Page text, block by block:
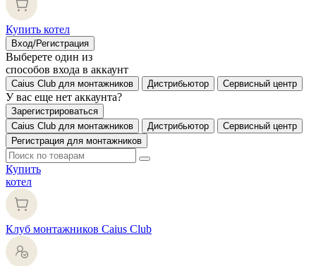
Купить котел
Вход/Регистрация
Выберете один из
способов входа в аккаунт
Caius Club для монтажников Дистрибьютор Сервисный центр
У вас еще нет аккаунта?
Зарегистрироваться
Caius Club для монтажников
Дистрибьютор
Сервисный центр
Регистрация для монтажников
Купить
котел
Клуб монтажников Caius Club